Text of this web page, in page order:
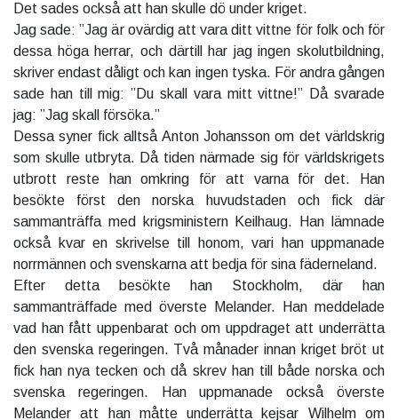
Det sades också att han skulle dö under kriget.
Jag sade: ”Jag är ovärdig att vara ditt vittne för folk och för
dessa höga herrar, och därtill har jag ingen skolutbildning,
skriver endast dåligt och kan ingen tyska. För andra gången
sade han till mig: ”Du skall vara mitt vittne!” Då svarade
jag: ”Jag skall försöka.”
Dessa syner fick alltså Anton Johansson om det världskrig
som skulle utbryta. Då tiden närmade sig för världskrigets
utbrott reste han omkring för att varna för det. Han
besökte först den norska huvudstaden och fick där
sammanträffa med krigsministern Keilhaug. Han lämnade
också kvar en skrivelse till honom, vari han uppmanade
norrmännen och svenskarna att bedja för sina fäderneland.
Efter detta besökte han Stockholm, där han
sammanträffade med överste Melander. Han meddelade
vad han fått uppenbarat och om uppdraget att underrätta
den svenska regeringen. Två månader innan kriget bröt ut
fick han nya tecken och då skrev han till både norska och
svenska regeringen. Han uppmanade också överste
Melander att han måtte underrätta kejsar Wilhelm om